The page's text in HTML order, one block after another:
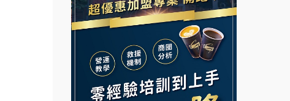
蓁伙烤倆吃加盟說明會
霏等茶加盟說明會
早安山丘加盟說明會
拾鑶火鍋加盟說明會
阿性情趣無人販售所加盟明會
龍涎居好湯加盟說明會